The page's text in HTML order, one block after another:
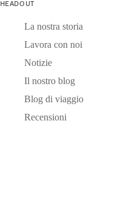
HEADOUT
La nostra storia
Lavora con noi
Notizie
Il nostro blog
Blog di viaggio
Recensioni